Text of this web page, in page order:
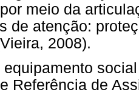
meio da
de atenção:
2008).
equipamento
Referência de